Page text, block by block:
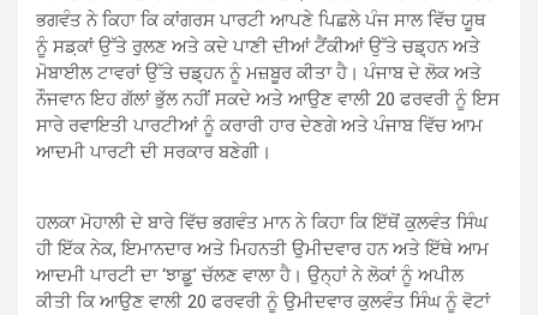
ਭਗਵੰਤ ਨੇ ਕਿਹਾ ਕਿ ਕਾਂਗਰਸ ਪਾਰਟੀ ਆਪਣੇ ਪਿਛਲੇ ਪੰਜ ਸਾਲ ਵਿੱਚ ਯੂਥ
ਨੂੰ ਸਡ਼ਕਾਂ ਉੱਤੇ ਰੁਲਣ ਅਤੇ ਕਦੇ ਪਾਣੀ ਦੀਆਂ ਟੈਂਕੀਆਂ ਉੱਤੇ ਚਡ਼੍ਹਨ ਅਤੇ
ਮੋਬਾਈਲ ਟਾਵਰਾਂ ਉੱਤੇ ਚਡ਼੍ਹਨ ਨੂੰ ਮਜ਼ਬੂਰ ਕੀਤਾ ਹੈ। ਪੰਜਾਬ ਦੇ ਲੋਕ ਅਤੇ
ਨੌਜਵਾਨ ਇਹ ਗੱਲਾਂ ਭੁੱਲ ਨਹੀਂ ਸਕਦੇ ਅਤੇ ਆਉਣ ਵਾਲੀ 20 ਫਰਵਰੀ ਨੂੰ ਇਸ
ਸਾਰੇ ਰਵਾਇਤੀ ਪਾਰਟੀਆਂ ਨੂੰ ਕਰਾਰੀ ਹਾਰ ਦੇਣਗੇ ਅਤੇ ਪੰਜਾਬ ਵਿੱਚ ਆਮ
ਆਦਮੀ ਪਾਰਟੀ ਦੀ ਸਰਕਾਰ ਬਣੇਗੀ।
ਹਲਕਾ ਮੋਹਾਲੀ ਦੇ ਬਾਰੇ ਵਿੱਚ ਭਗਵੰਤ ਮਾਨ ਨੇ ਕਿਹਾ ਕਿ ਇੱਥੋਂ ਕੁਲਵੰਤ ਸਿੰਘ
ਹੀ ਇੱਕ ਨੇਕ, ਇਮਾਨਦਾਰ ਅਤੇ ਮਿਹਨਤੀ ਉਮੀਦਵਾਰ ਹਨ ਅਤੇ ਇੱਥੇ ਆਮ
ਆਦਮੀ ਪਾਰਟੀ ਦਾ ‘ਝਾਡ਼ੂ’ ਚੱਲਣ ਵਾਲਾ ਹੈ। ਉਨ੍ਹਾਂ ਨੇ ਲੋਕਾਂ ਨੂੰ ਅਪੀਲ
ਕੀਤੀ ਕਿ ਆਉਣ ਵਾਲੀ 20 ਫਰਵਰੀ ਨੂੰ ਉਮੀਦਵਾਰ ਕੁਲਵੰਤ ਸਿੰਘ ਨੂੰ ਵੋਟਾਂ